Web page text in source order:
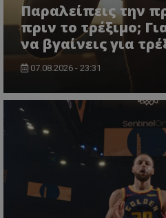
Παραλείπεις την
πριν το τρέξιμο;
να βγαίνεις για
07.08.2026 - 23:31